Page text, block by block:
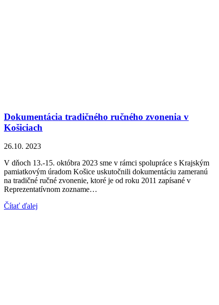
Dokumentácia tradičného ručného zvonenia v
Košiciach
26.10. 2023
V dňoch 13.-15. októbra 2023 sme v rámci spolupráce s Krajským
pamiatkovým úradom Košice uskutočnili dokumentáciu zameranú
na tradičné ručné zvonenie, ktoré je od roku 2011 zapísané v
Reprezentatívnom zozname…
Čítať ďalej